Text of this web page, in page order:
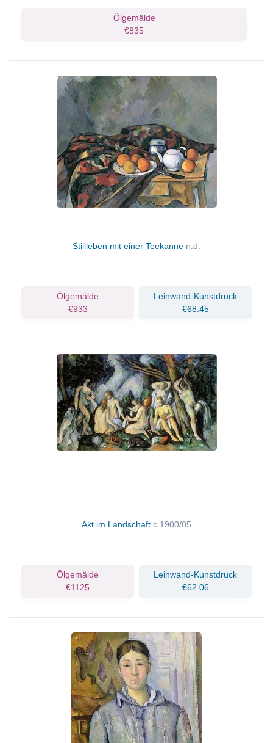
Ölgemälde
€835
Stillleben mit einer Teekanne n.d.
Ölgemälde
€933
Leinwand-Kunstdruck
€68.45
Akt im Landschaft c.1900/05
Ölgemälde
€1125
Leinwand-Kunstdruck
€62.06